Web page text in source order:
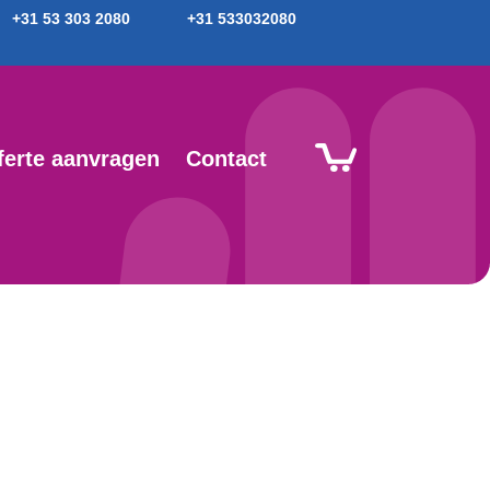
+31 53 303 2080 +31 533032080
aanvragen Contact